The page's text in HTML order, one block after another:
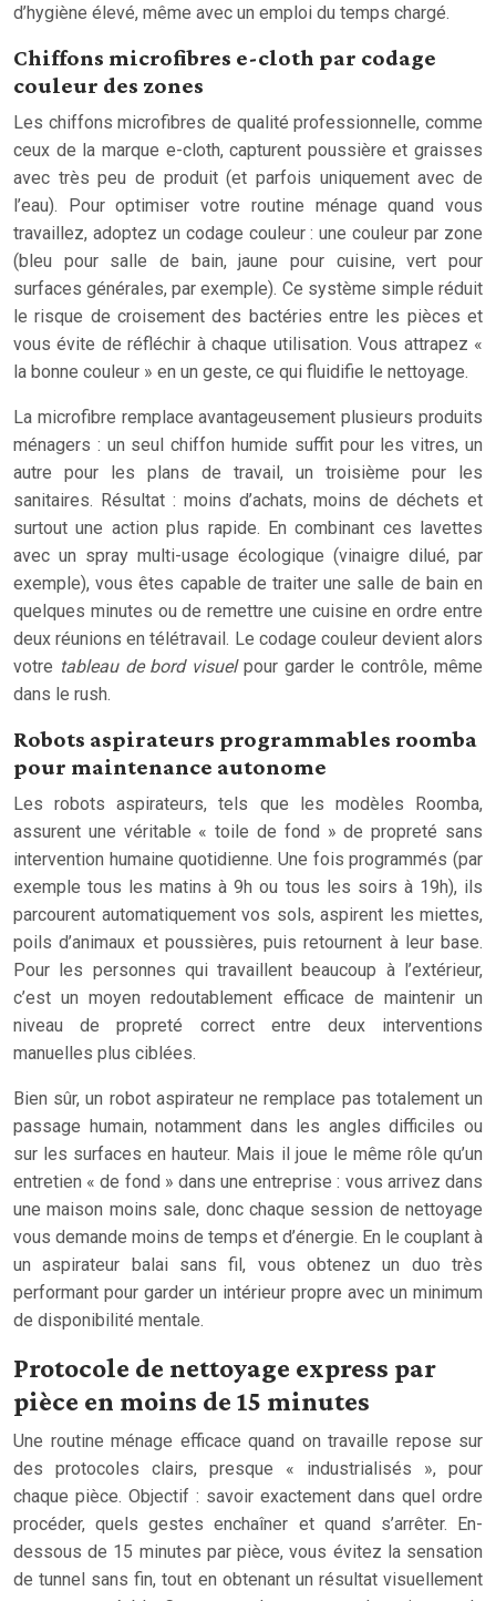
d’hygiène élevé, même avec un emploi du temps chargé.
Chiffons microfibres e-cloth par codage
couleur des zones
Les chiffons microfibres de qualité professionnelle, comme
ceux de la marque e-cloth, capturent poussière et graisses
avec très peu de produit (et parfois uniquement avec de
l’eau). Pour optimiser votre routine ménage quand vous
travaillez, adoptez un codage couleur : une couleur par zone
(bleu pour salle de bain, jaune pour cuisine, vert pour
surfaces générales, par exemple). Ce système simple réduit
le risque de croisement des bactéries entre les pièces et
vous évite de réfléchir à chaque utilisation. Vous attrapez «
la bonne couleur » en un geste, ce qui fluidifie le nettoyage.
La microfibre remplace avantageusement plusieurs produits
ménagers : un seul chiffon humide suffit pour les vitres, un
autre pour les plans de travail, un troisième pour les
sanitaires. Résultat : moins d’achats, moins de déchets et
surtout une action plus rapide. En combinant ces lavettes
avec un spray multi-usage écologique (vinaigre dilué, par
exemple), vous êtes capable de traiter une salle de bain en
quelques minutes ou de remettre une cuisine en ordre entre
deux réunions en télétravail. Le codage couleur devient alors
votre tableau de bord visuelpour garder le contrôle, même
dans le rush.
Robots aspirateurs programmables roomba
pour maintenance autonome
Les robots aspirateurs, tels que les modèles Roomba,
assurent une véritable « toile de fond » de propreté sans
intervention humaine quotidienne. Une fois programmés (par
exemple tous les matins à 9h ou tous les soirs à 19h), ils
parcourent automatiquement vos sols, aspirent les miettes,
poils d’animaux et poussières, puis retournent à leur base.
Pour les personnes qui travaillent beaucoup à l’extérieur,
c’est un moyen redoutablement efficace de maintenir un
niveau de propreté correct entre deux interventions
manuelles plus ciblées.
Bien sûr, un robot aspirateur ne remplace pas totalement un
passage humain, notamment dans les angles difficiles ou
sur les surfaces en hauteur. Mais il joue le même rôle qu’un
entretien « de fond » dans une entreprise : vous arrivez dans
une maison moins sale, donc chaque session de nettoyage
vous demande moins de temps et d’énergie. En le couplant à
un aspirateur balai sans fil, vous obtenez un duo très
performant pour garder un intérieur propre avec un minimum
de disponibilité mentale.
Protocole de nettoyage express par
pièce en moins de 15 minutes
Une routine ménage efficace quand on travaille repose sur
des protocoles clairs, presque « industrialisés », pour
chaque pièce. Objectif : savoir exactement dans quel ordre
procéder, quels gestes enchaîner et quand s’arrêter. En-
dessous de 15 minutes par pièce, vous évitez la sensation
de tunnel sans fin, tout en obtenant un résultat visuellement